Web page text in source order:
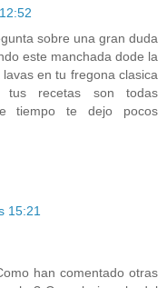
sobre una gran duda
este manchada dode la
en tu fregona clasica
tus recetas son todas
tiempo te dejo pocos
15:21
han comentado otras